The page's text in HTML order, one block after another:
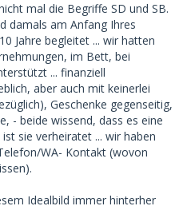
mal die Begriffe SD und SB.
damals am Anfang Ihres
Jahre begleitet ... wir hatten
im Bett, bei
... finanziell
aber auch mit keinerlei
Geschenke gegenseitig,
- beide wissend, dass es eine
sie verheiratet ... wir haben
WA- Kontakt (wovon
Idealbild immer hinterher